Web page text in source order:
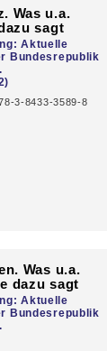
Was u.a.
sagt
Aktuelle
Bundesrepublik
3-8433-3589-8
Was u.a.
dazu sagt
Aktuelle
Bundesrepublik